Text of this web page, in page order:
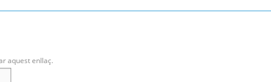
aquest enllaç.